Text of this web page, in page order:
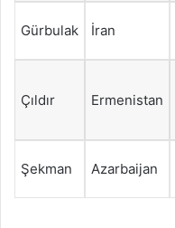
Gürbulak İran
Çıldır Ermenistan
Şekman Azarbaijan